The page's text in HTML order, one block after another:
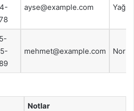
ayse@example.com Yağlı
mehmet@example.com
Notlar